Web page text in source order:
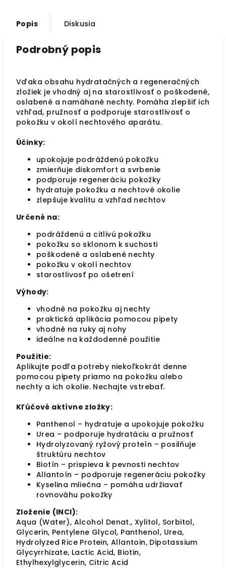
Popis Diskusia
Podrobný popis
Vďaka obsahu hydratačných a regeneračných
zložiek je vhodný aj na starostlivosť o poškodené,
oslabené a namáhané nechty. Pomáha zlepšiť ich
vzhľad, pružnosť a podporuje starostlivosť o
pokožku v okolí nechtového aparátu.
Účinky:
upokojuje podráždenú pokožku
zmierňuje diskomfort a svrbenie
podporuje regeneráciu pokožky
hydratuje pokožku a nechtové okolie
zlepšuje kvalitu a vzhľad nechtov
Určené na:
podráždenú a citlivú pokožku
pokožku so sklonom k suchosti
poškodené a oslabené nechty
pokožku v okolí nechtov
starostlivosť po ošetrení
Výhody:
vhodné na pokožku aj nechty
praktická aplikácia pomocou pipety
vhodné na ruky aj nohy
ideálne na každodenné použitie
Použitie:
Aplikujte podľa potreby niekoľkokrát denne
pomocou pipety priamo na pokožku alebo
nechty a ich okolie. Nechajte vstrebať.
Kľúčové aktívne zložky:
Panthenol – hydratuje a upokojuje pokožku
Urea – podporuje hydratáciu a pružnosť
Hydrolyzovaný ryžový proteín – posilňuje
štruktúru nechtov
Biotín – prispieva k pevnosti nechtov
Allantoín – podporuje regeneráciu pokožky
Kyselina mliečna – pomáha udržiavať
rovnováhu pokožky
Zloženie (INCI):
Aqua (Water), Alcohol Denat., Xylitol, Sorbitol,
Glycerin, Pentylene Glycol, Panthenol, Urea,
Hydrolyzed Rice Protein, Allantoin, Dipotassium
Glycyrrhizate, Lactic Acid, Biotin,
Ethylhexylglycerin, Citric Acid